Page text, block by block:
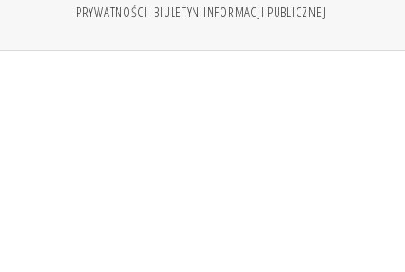
PRYWATNOŚCI BIULETYN INFORMACJI PUBLICZNEJ